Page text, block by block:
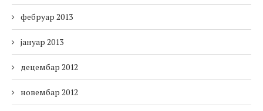
фебруар 2013
јануар 2013
децембар 2012
новембар 2012